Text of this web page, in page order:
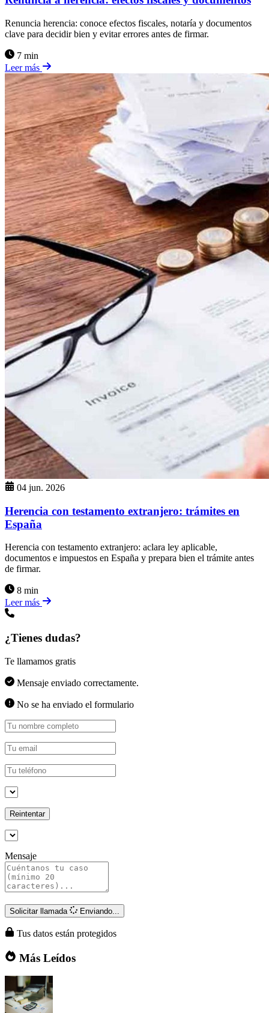
Renuncia herencia: conoce efectos fiscales, notaría y documentos
clave para decidir bien y evitar errores antes de firmar.
7 min
Leer más
04 jun. 2026
Herencia con testamento extranjero: trámites en
España
Herencia con testamento extranjero: aclara ley aplicable,
documentos e impuestos en España y prepara bien el trámite antes
de firmar.
8 min
Leer más
¿Tienes dudas?
Te llamamos gratis
Mensaje enviado correctamente.
No se ha enviado el formulario
Reintentar
Mensaje
Solicitar llamada Enviando...
Tus datos están protegidos
Más Leídos